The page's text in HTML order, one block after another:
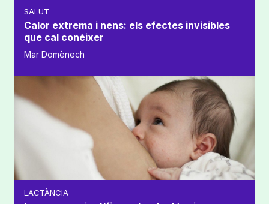
SALUT
Calor extrema i nens: els efectes invisibles
que cal conèixer
Mar Domènech
LACTÀNCIA